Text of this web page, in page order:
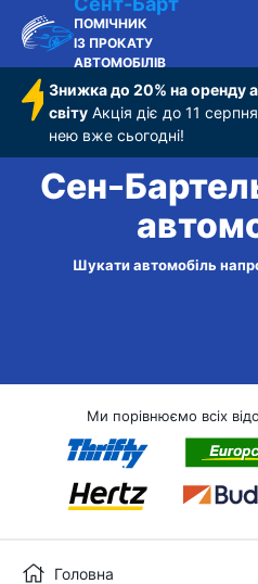
ПОМІЧНИК
ІЗ ПРОКАТУ
АВТОМОБІЛІВ
Знижка до 20% на оренду
світу Акція діє до 11
нею вже сьогодні!
Сен-
Шукати автомобіль
Ми порівнюємо всіх
Головна